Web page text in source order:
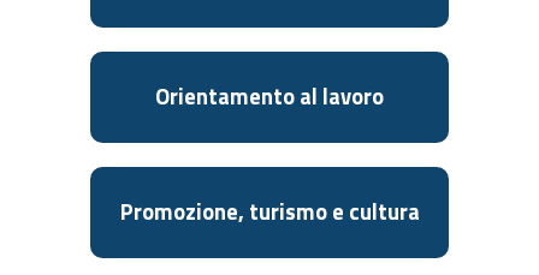
Orientamento al lavoro
Promozione, turismo e cultura